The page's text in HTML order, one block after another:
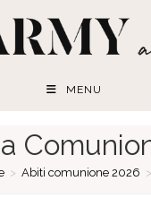
MENU
> Abiti comunione 2026 >